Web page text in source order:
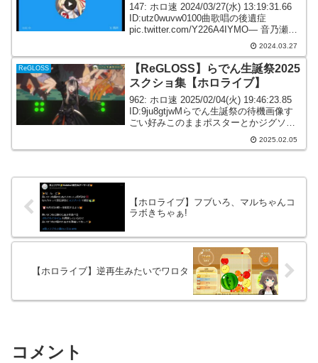
147: ホロ速 2024/03/27(水) 13:19:31.66
ID:utz0wuvw0100曲歌唱の後遺症
pic.twitter.com/Y226A4IYMO— 音乃瀬奏
🎹✨ReGLOSS (@otonosekanade)2024.03.27
ReGLOSS
【ReGLOSS】らでん生誕祭2025
スクショ集【ホロライブ】
962: ホロ速 2025/02/04(火) 19:46:23.85
ID:9ju8gtjwMらでん生誕祭の待機画像す
ごい好みこのままポスターとかジグソー
パズルで欲しくなる985: ホロ速2025.02.05
【ホロライブ】フブいろ、マルちゃんコ
ラボきちゃぁ!
【ホロライブ】逆再生みたいでワロタ
コメント